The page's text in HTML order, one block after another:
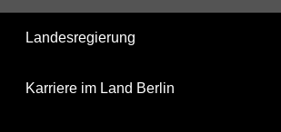
Landesregierung
Karriere im Land Berlin